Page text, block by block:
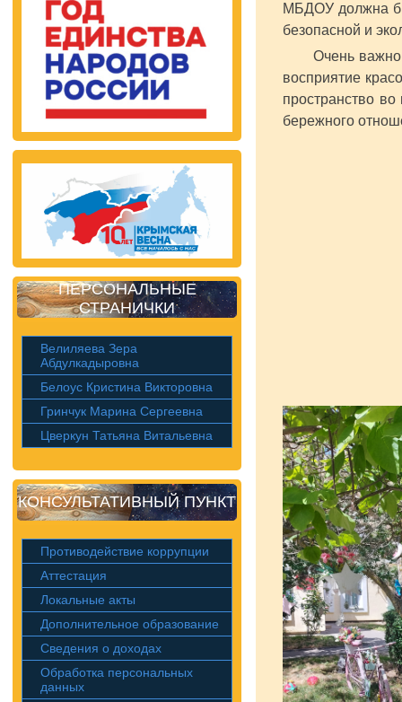
ПЕРСОНАЛЬНЫЕ
СТРАНИЧКИ
Велиляева Зера
Абдулкадыровна
Белоус Кристина Викторовна
Гринчук Марина Сергеевна
Цверкун Татьяна Витальевна
КОНСУЛЬТАТИВНЫЙ ПУНКТ
Противодействие коррупции
Аттестация
Локальные акты
Дополнительное образование
Сведения о доходах
Обработка персональных
данных
МБДОУ должна
безопасной и
Очень важно,
восприятие
пространство
бережного